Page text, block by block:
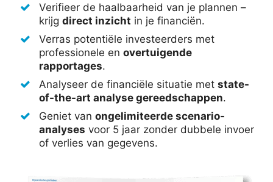
Verifieer de haalbaarheid van je plannen –
krijg direct inzicht in je financiën.
Verras potentiële investeerders met
professionele en overtuigende
rapportages.
Analyseer de financiële situatie met state-
of-the-art analyse gereedschappen.
Geniet van ongelimiteerde scenario-
analyses voor 5 jaar zonder dubbele invoer
of verlies van gegevens.